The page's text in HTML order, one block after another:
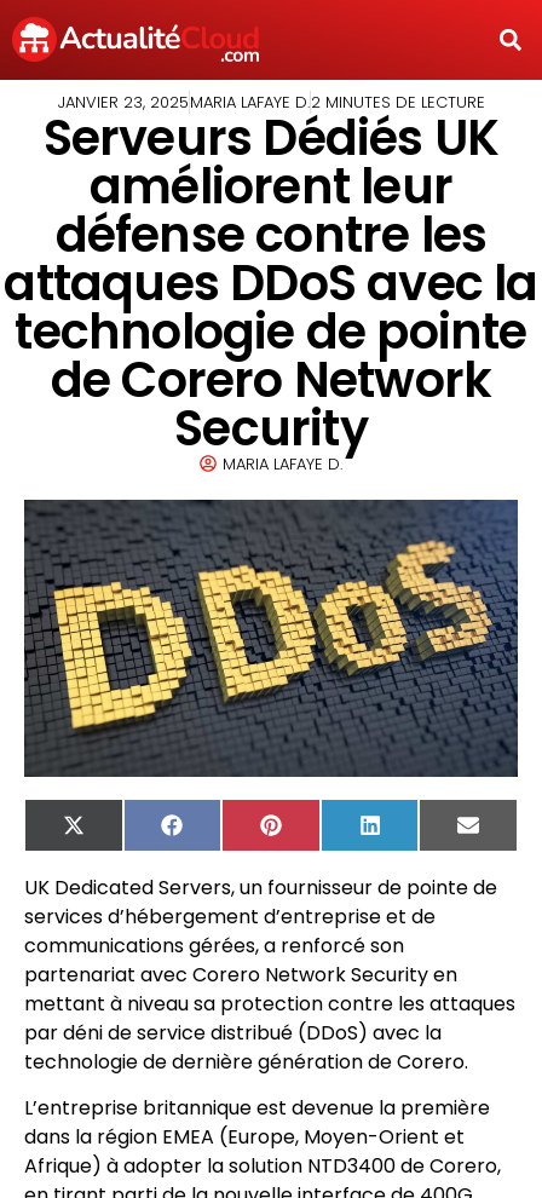
JANVIER 23, 2025MARIA LAFAYE D.2 MINUTES DE LECTURE
Serveurs Dédiés UK
améliorent leur
défense contre les
attaques DDoS avec la
technologie de pointe
de Corero Network
Security
MARIA LAFAYE D.
X
(Twitter)
FacebookPinterest LinkedIn
Email
UK Dedicated Servers, un fournisseur de pointe de
services d’hébergement d’entreprise et de
communications gérées, a renforcé son
partenariat avec Corero Network Security en
mettant à niveau sa protection contre les attaques
par déni de service distribué (DDoS) avec la
technologie de dernière génération de Corero.
L’entreprise britannique est devenue la première
dans la région EMEA (Europe, Moyen-Orient et
Afrique) à adopter la solution NTD3400 de Corero,